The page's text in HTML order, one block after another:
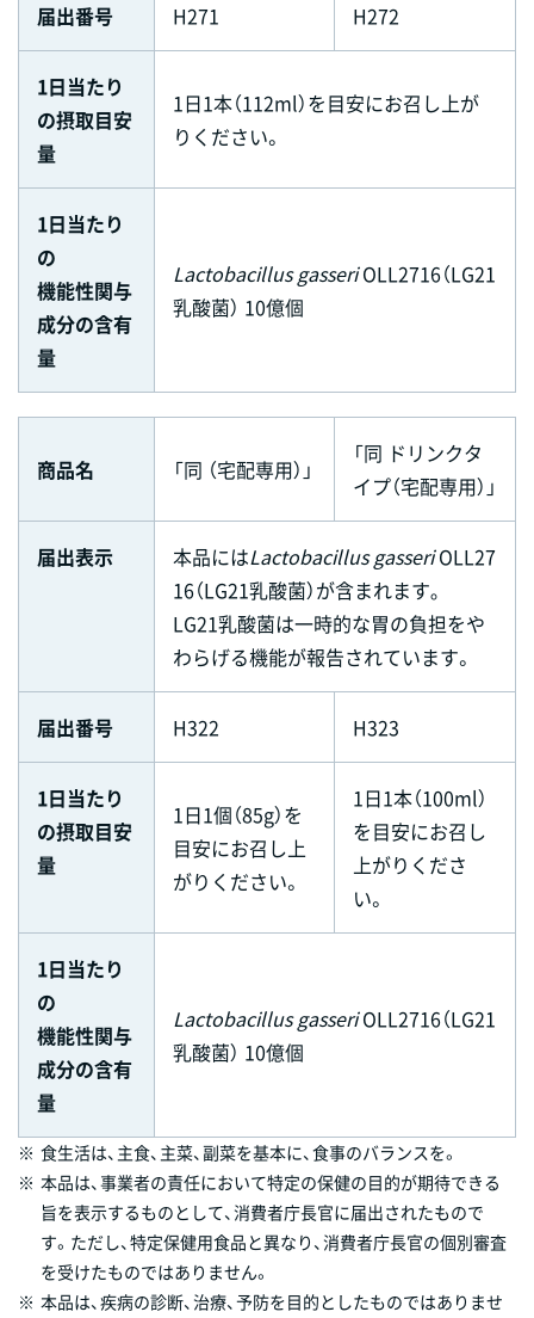
届出番号 H271 H272
1日当たり
の摂取目安
量
1日1本（112ml）を目安にお召し上が
りください。
1日当たり
の
機能性関与
成分の含有
量
Lactobacillus gasseriOLL2716（LG21
乳酸菌） 10億個
商品名 「同 （宅配専用）」
「同 ドリンクタ
イプ（宅配専用）」
届出表示 本品にはLactobacillus gasseriOLL27
16（LG21乳酸菌）が含まれます｡
LG21乳酸菌は一時的な胃の負担をや
わらげる機能が報告されています。
届出番号 H322 H323
1日当たり
の摂取目安
量
1日1個（85g）を
目安にお召し上
がりください。
1日1本（100ml）
を目安にお召し
上がりくださ
い。
1日当たり
の
機能性関与
成分の含有
量
Lactobacillus gasseriOLL2716（LG21
乳酸菌） 10億個
※ 食生活は、主食、主菜、副菜を基本に、食事のバランスを。
※ 本品は、事業者の責任において特定の保健の目的が期待できる
旨を表示するものとして、消費者庁長官に届出されたもので
す。ただし、特定保健用食品と異なり、消費者庁長官の個別審査
を受けたものではありません。
※ 本品は、疾病の診断、治療、予防を目的としたものではありませ